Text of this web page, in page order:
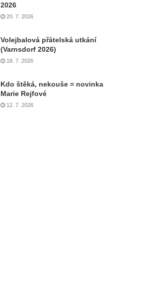
2026
20. 7. 2026
Volejbalová přátelská utkání
(Varnsdorf 2026)
18. 7. 2026
Kdo štěká, nekouše = novinka
Marie Rejfové
12. 7. 2026